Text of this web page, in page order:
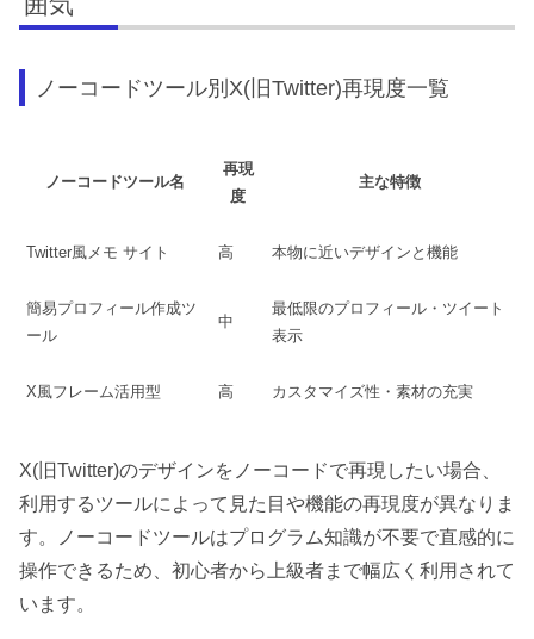
ノーコードツール別X(旧Twitter)再現度一覧
ノーコードツール名
再現
度
主な特徴
Twitter風メモ サイト 高 本物に近いデザインと機能
簡易プロフィール作成ツ
ール
中
最低限のプロフィール・ツイート
表示
X風フレーム活用型 高 カスタマイズ性・素材の充実
X(旧Twitter)のデザインをノーコードで再現したい場合、
利用するツールによって見た目や機能の再現度が異なりま
す。ノーコードツールはプログラム知識が不要で直感的に
操作できるため、初心者から上級者まで幅広く利用されて
います。